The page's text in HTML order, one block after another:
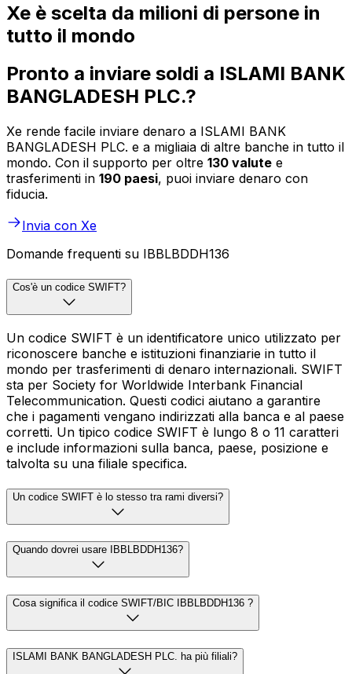
Xe è scelta da milioni di persone in
tutto il mondo
Pronto a inviare soldi a ISLAMI BANK
BANGLADESH PLC.?
Xe rende facile inviare denaro a ISLAMI BANK
BANGLADESH PLC. e a migliaia di altre banche in tutto il
mondo. Con il supporto per oltre 130 valute e
trasferimenti in 190 paesi, puoi inviare denaro con
fiducia.
Invia con Xe
Domande frequenti su IBBLBDDH136
Cos'è un codice SWIFT?
Un codice SWIFT è un identificatore unico utilizzato per
riconoscere banche e istituzioni finanziarie in tutto il
mondo per trasferimenti di denaro internazionali. SWIFT
sta per Society for Worldwide Interbank Financial
Telecommunication. Questi codici aiutano a garantire
che i pagamenti vengano indirizzati alla banca e al paese
corretti. Un tipico codice SWIFT è lungo 8 o 11 caratteri
e include informazioni sulla banca, paese, posizione e
talvolta su una filiale specifica.
Un codice SWIFT è lo stesso tra rami diversi?
Quando dovrei usare IBBLBDDH136?
Cosa significa il codice SWIFT/BIC IBBLBDDH136 ?
ISLAMI BANK BANGLADESH PLC. ha più filiali?